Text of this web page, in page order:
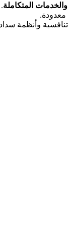
المتكاملة
معدودة.
وأنظمة سداد